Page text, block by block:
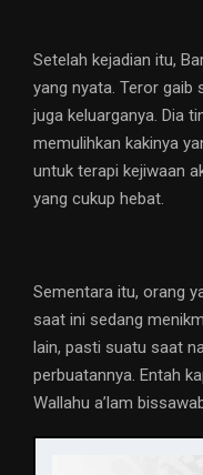
Setelah kejadian itu,
yang nyata. Teror gaib
juga keluarganya. Dia
memulihkan kakinya
untuk terapi kejiwaan
yang cukup hebat.
Sementara itu, orang
saat ini sedang
lain, pasti suatu saat
perbuatannya. Entah
Wallahu a’lam